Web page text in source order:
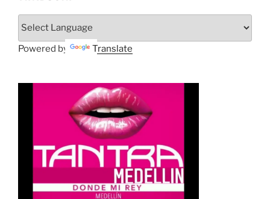
Powered by Translate